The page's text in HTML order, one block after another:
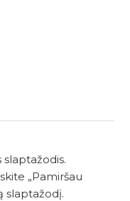
slaptažodis.
„Pamiršau
slaptažodį.